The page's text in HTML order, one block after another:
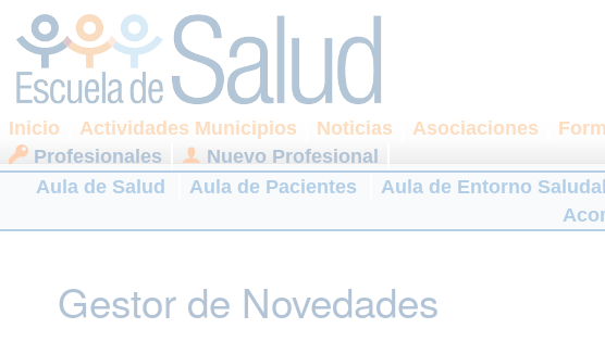
Inicio Actividades Municipios Noticias Asociaciones
Profesionales
Nuevo Profesional
Aula de Salud
Aula de Pacientes Aula de Entorno
Gestor de Novedades